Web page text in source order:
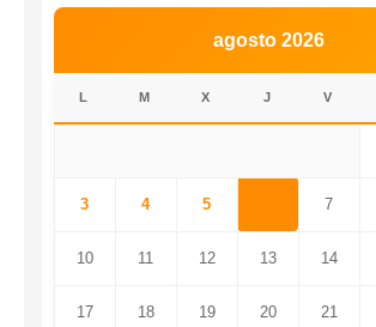
agosto 2026
L M X J V
3 4 5 7
10 11 12 13 14
17 18 19 20 21